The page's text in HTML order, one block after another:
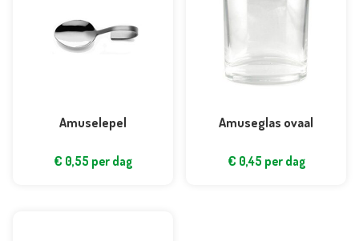
Amuselepel
€ 0,55 per dag
Amuseglas ovaal
€ 0,45 per dag